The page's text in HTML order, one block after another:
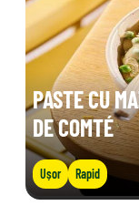
PASTE CU
DE COMTÉ
Ușor Rapid